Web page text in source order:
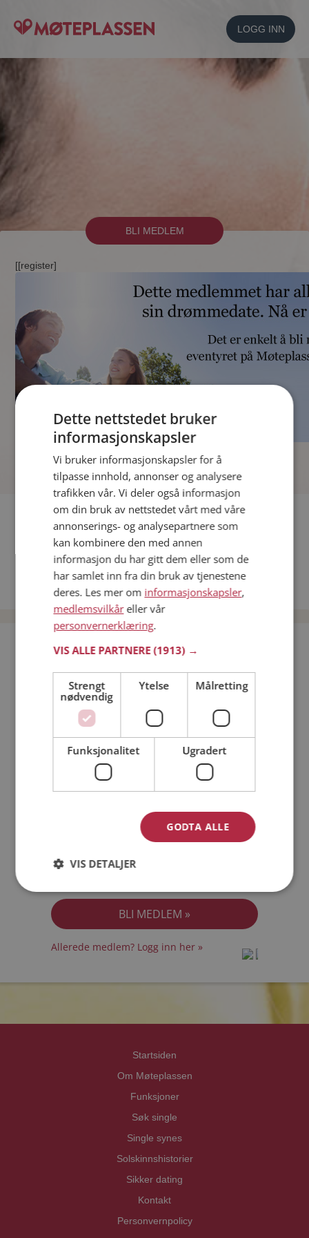
LOGG INN
BLI MEDLEM
[[register]
Fler single
Date menn i Norge
Date kvinner i Norge
Bli medlem gratis!
Jeg er en: Mann Kvinne
Min alder:
Jeg akseptererMedlemsvilkårene
Allerede medlem? Logg inn her »
Startsiden
Om Møteplassen
Funksjoner
Søk single
Single synes
Solskinnshistorier
Sikker dating
Kontakt
Personvernpolicy
Dette nettstedet bruker
informasjonskapsler
Vi bruker informasjonskapsler for å
tilpasse innhold, annonser og analysere
trafikken vår. Vi deler også informasjon
om din bruk av nettstedet vårt med våre
annonserings- og analysepartnere som
kan kombinere den med annen
informasjon du har gitt dem eller som de
har samlet inn fra din bruk av tjenestene
deres. Les mer om informasjonskapsler,
medlemsvilkåreller vår
personvernerklæring.
VIS ALLE PARTNERE(1913) →
Strengt
nødvendig
Ytelse Målretting
Funksjonalitet Ugradert
GODTA ALLE
VIS DETALJER